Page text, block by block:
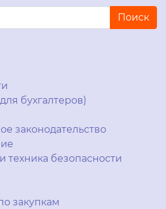
бухгалтеров)
законодательство
техника безопасности
закупкам